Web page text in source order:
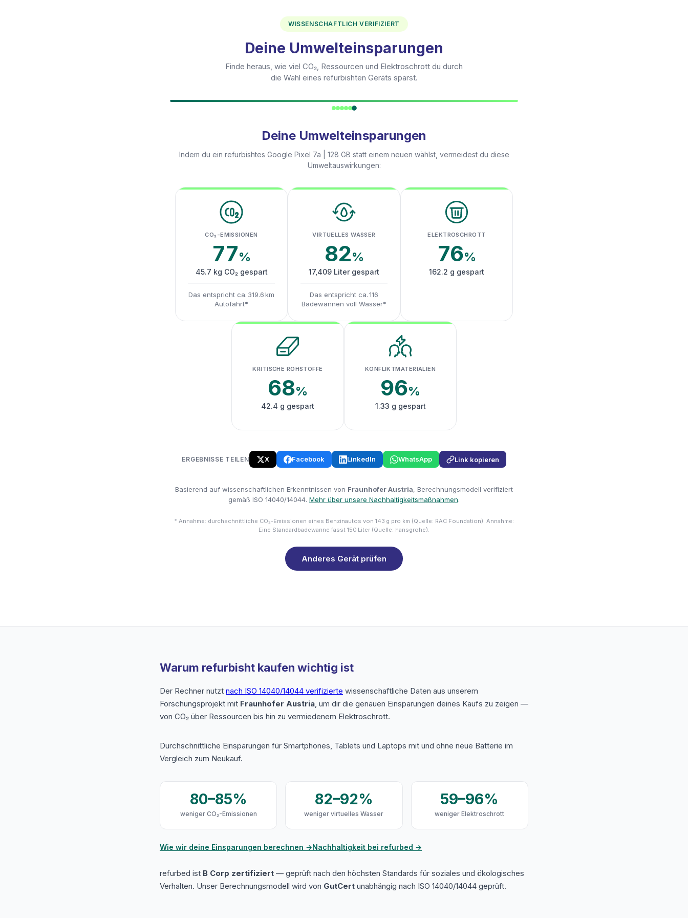
WISSENSCHAFTLICH VERIFIZIERT
Deine Umwelteinsparungen
Finde heraus, wie viel CO₂, Ressourcen und Elektroschrott du durch
die Wahl eines refurbishten Geräts sparst.
Deine Umwelteinsparungen
Indem du ein refurbishtes Google Pixel 7a | 128 GB statt einem neuen wählst, vermeidest du diese
Umweltauswirkungen:
CO₂-EMISSIONEN
77%
45.7 kg CO₂ gespart
Das entspricht ca. 319.6 km
Autofahrt*
VIRTUELLES WASSER
82%
17,409 Liter gespart
Das entspricht ca. 116
Badewannen voll Wasser*
ELEKTROSCHROTT
76%
162.2 g gespart
KRITISCHE ROHSTOFFE
68%
42.4 g gespart
KONFLIKTMATERIALIEN
96%
1.33 g gespart
ERGEBNISSE TEILEN X Facebook LinkedIn WhatsApp Link kopieren
Basierend auf wissenschaftlichen Erkenntnissen von Fraunhofer Austria, Berechnungsmodell verifiziert
gemäß ISO 14040/14044. Mehr über unsere Nachhaltigkeitsmaßnahmen.
* Annahme: durchschnittliche CO₂-Emissionen eines Benzinautos von 143 g pro km (Quelle: RAC Foundation). Annahme:
Eine Standardbadewanne fasst 150 Liter (Quelle: hansgrohe).
Anderes Gerät prüfen
Warum refurbisht kaufen wichtig ist
Der Rechner nutzt nach ISO 14040/14044 verifizierte wissenschaftliche Daten aus unserem
Forschungsprojekt mit Fraunhofer Austria, um dir die genauen Einsparungen deines Kaufs zu zeigen —
von CO₂ über Ressourcen bis hin zu vermiedenem Elektroschrott.
Durchschnittliche Einsparungen für Smartphones, Tablets und Laptops mit und ohne neue Batterie im
Vergleich zum Neukauf.
80–85%
weniger CO₂-Emissionen
82–92%
weniger virtuelles Wasser
59–96%
weniger Elektroschrott
Wie wir deine Einsparungen berechnen →Nachhaltigkeit bei refurbed →
refurbed ist B Corp zertifiziert — geprüft nach den höchsten Standards für soziales und ökologisches
Verhalten. Unser Berechnungsmodell wird von GutCert unabhängig nach ISO 14040/14044 geprüft.